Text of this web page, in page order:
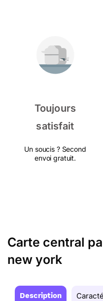
Toujours
satisfait
Un soucis ? Second
envoi gratuit.
Carte central
new york
Description